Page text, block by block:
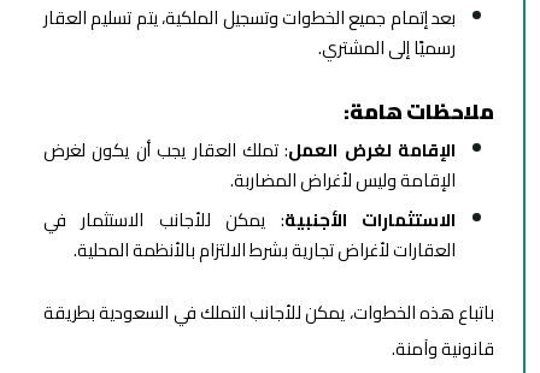
بعد إتمام جميع الخطوات وتسجيل الملكية، يتم تسليم العقار
رسميًا إلى المشتري.
ملاحظات هامة:
الإقامة لغرض العمل: تملك العقار يجب أن يكون لغرض
الإقامة وليس لأغراض المضاربة.
الاستثمارات الأجنبية: يمكن للأجانب الاستثمار في
العقارات لأغراض تجارية بشرط الالتزام بالأنظمة المحلية.
باتباع هذه الخطوات، يمكن للأجانب التملك في السعودية بطريقة
قانونية وآمنة.